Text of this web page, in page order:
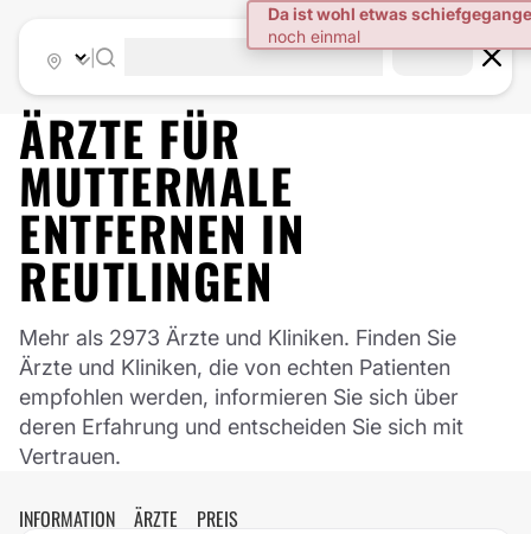
ÄRZTE FÜR
MUTTERMALE
ENTFERNEN IN
REUTLINGEN
Mehr als 2973 Ärzte und Kliniken. Finden Sie
Ärzte und Kliniken, die von echten Patienten
empfohlen werden, informieren Sie sich über
deren Erfahrung und entscheiden Sie sich mit
Vertrauen.
INFORMATION ÄRZTE PREIS